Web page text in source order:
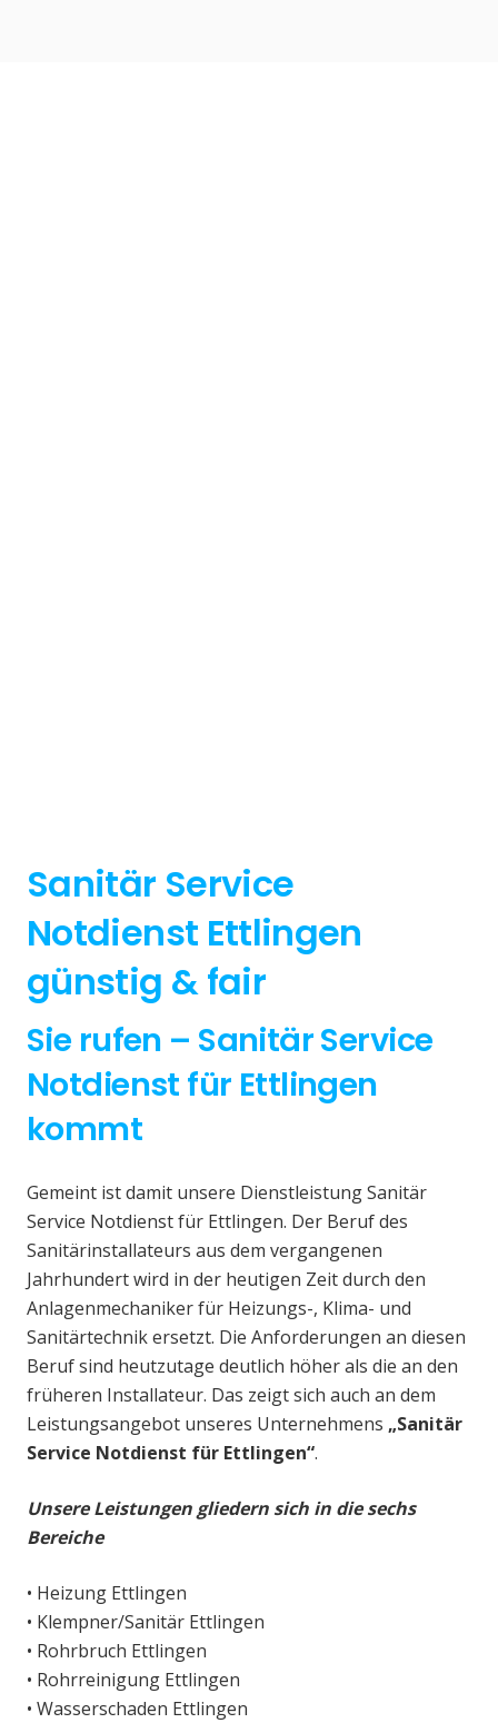
Sanitär Service
Notdienst Ettlingen
günstig & fair
Sie rufen – Sanitär Service
Notdienst für Ettlingen
kommt
Gemeint ist damit unsere Dienstleistung Sanitär
Service Notdienst für Ettlingen. Der Beruf des
Sanitärinstallateurs aus dem vergangenen
Jahrhundert wird in der heutigen Zeit durch den
Anlagenmechaniker für Heizungs-, Klima- und
Sanitärtechnik ersetzt. Die Anforderungen an diesen
Beruf sind heutzutage deutlich höher als die an den
früheren Installateur. Das zeigt sich auch an dem
Leistungsangebot unseres Unternehmens „Sanitär
Service Notdienst für Ettlingen“.
Unsere Leistungen gliedern sich in die sechs
Bereiche
• Heizung Ettlingen
• Klempner/Sanitär Ettlingen
• Rohrbruch Ettlingen
• Rohrreinigung Ettlingen
• Wasserschaden Ettlingen